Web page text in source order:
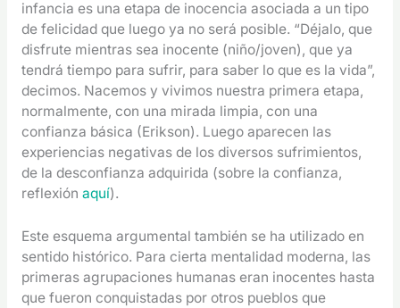
infancia es una etapa de inocencia asociada a un tipo
de felicidad que luego ya no será posible. “Déjalo, que
disfrute mientras sea inocente (niño/joven), que ya
tendrá tiempo para sufrir, para saber lo que es la vida”,
decimos. Nacemos y vivimos nuestra primera etapa,
normalmente, con una mirada limpia, con una
confianza básica (Erikson). Luego aparecen las
experiencias negativas de los diversos sufrimientos,
de la desconfianza adquirida (sobre la confianza,
reflexión aquí).
Este esquema argumental también se ha utilizado en
sentido histórico. Para cierta mentalidad moderna, las
primeras agrupaciones humanas eran inocentes hasta
que fueron conquistadas por otros pueblos que